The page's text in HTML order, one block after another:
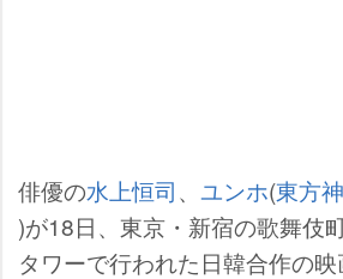
俳優の水上恒司、 ユンホ(東方
)が18日、東京・新宿の歌舞伎
タワーで行われた日韓合作の